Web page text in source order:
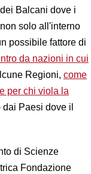
Balcani dove i
non solo all'interno
possibile fattore di
da nazioni in cui
Regioni, come
per chi viola la
Paesi dove il
di Scienze
Fondazione